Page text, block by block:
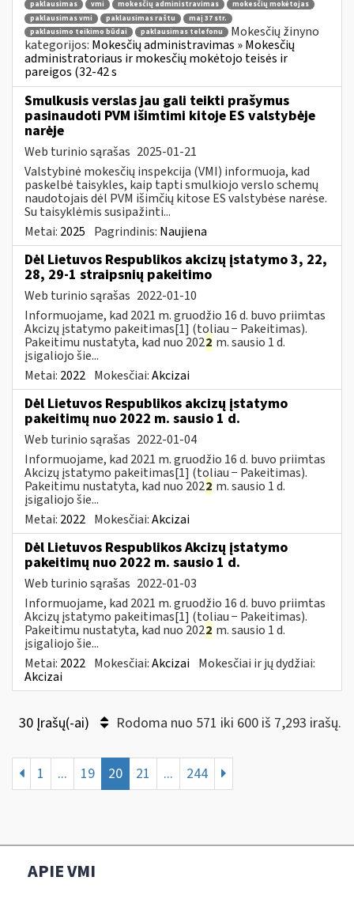
paklausimas vmi mokesčių administravimas
mokesčių mokėtojas
paklausimas vmi
paklausimas raštu
maį 37 str.
paklausimo teikimo būdai
paklausimas telefonu
Mokesčių žinyno
kategorijos: Mokesčių administravimas » Mokesčių
administratoriaus ir mokesčių mokėtojo teisės ir
pareigos (32-42 s
Smulkusis verslas jau gali teikti prašymus
pasinaudoti PVM išimtimi kitoje ES valstybėje
narėje
Web turinio sąrašas 2025-01-21
Valstybinė mokesčių inspekcija (VMI) informuoja, kad
paskelbė taisykles, kaip tapti smulkiojo verslo schemų
naudotojais dėl PVM išimčių kitose ES valstybėse narėse.
Su taisyklėmis susipažinti...
Metai: 2025 Pagrindinis: Naujiena
Dėl Lietuvos Respublikos akcizų įstatymo 3, 22,
28, 29-1 straipsnių pakeitimo
Web turinio sąrašas 2022-01-10
Informuojame, kad 2021 m. gruodžio 16 d. buvo priimtas
Akcizų įstatymo pakeitimas[1] (toliau − Pakeitimas).
Pakeitimu nustatyta, kad nuo 2022 m. sausio 1 d.
įsigaliojo šie...
Metai: 2022 Mokesčiai:Akcizai
Dėl Lietuvos Respublikos akcizų įstatymo
pakeitimų nuo 2022 m. sausio 1 d.
Web turinio sąrašas 2022-01-04
Informuojame, kad 2021 m. gruodžio 16 d. buvo priimtas
Akcizų įstatymo pakeitimas[1] (toliau − Pakeitimas).
Pakeitimu nustatyta, kad nuo 2022 m. sausio 1 d.
įsigaliojo šie...
Metai: 2022 Mokesčiai:Akcizai
Dėl Lietuvos Respublikos Akcizų įstatymo
pakeitimų nuo 2022 m. sausio 1 d.
Web turinio sąrašas 2022-01-03
Informuojame, kad 2021 m. gruodžio 16 d. buvo priimtas
Akcizų įstatymo pakeitimas[1] (toliau − Pakeitimas).
Pakeitimu nustatyta, kad nuo 2022 m. sausio 1 d.
įsigaliojo šie...
Metai: 2022 Mokesčiai:Akcizai Mokesčiai ir jų dydžiai:
Akcizai
30 Įrašų(-ai) Rodoma nuo 571 iki 600 iš 7,293 irašų.
1 ... 19 20 21 ... 244
APIE VMI